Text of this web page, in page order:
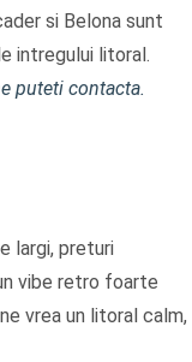
si Belona sunt
intregului litoral.
puteti contacta.
largi, preturi
vibe retro foarte
vrea un litoral calm,